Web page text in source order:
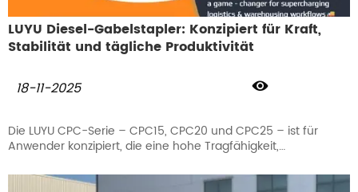
LUYU Diesel-Gabelstapler: Konzipiert für Kraft,
Stabilität und tägliche Produktivität
18-11-2025

Die LUYU CPC-Serie – CPC15, CPC20 und CPC25 – ist für
Anwender konzipiert, die eine hohe Tragfähigkeit,
Lagerhäusern, Logistikzentren, Baustellen und